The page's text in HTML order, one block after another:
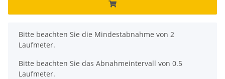
x
Bitte beachten Sie die Mindestabnahme von 2
Laufmeter.
Bitte beachten Sie das Abnahmeintervall von 0.5
Laufmeter.